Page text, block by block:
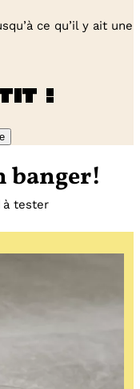
ce qu’il y ait une
!
banger!
à tester